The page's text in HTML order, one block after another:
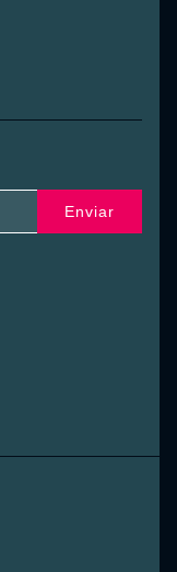
Enviar